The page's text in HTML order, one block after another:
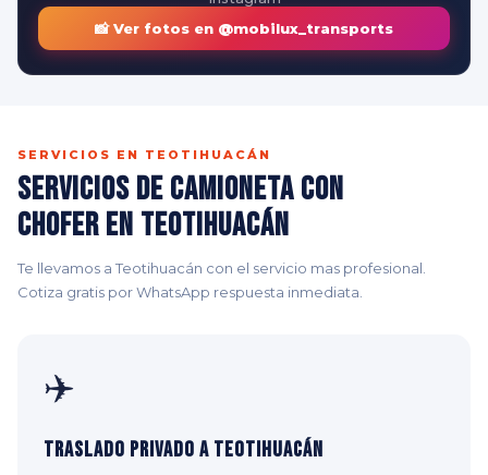
📸 Ver fotos en @mobilux_transports
SERVICIOS EN TEOTIHUACÁN
Servicios de Camioneta con
Chofer en Teotihuacán
Te llevamos a Teotihuacán con el servicio mas profesional.
Cotiza gratis por WhatsApp respuesta inmediata.
✈️
Traslado Privado a Teotihuacán